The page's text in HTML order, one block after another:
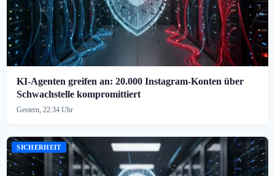
KI-Agenten greifen an: 20.000 Instagram-Konten über
Schwachstelle kompromittiert
Gestern, 22:34 Uhr
SICHERHEIT